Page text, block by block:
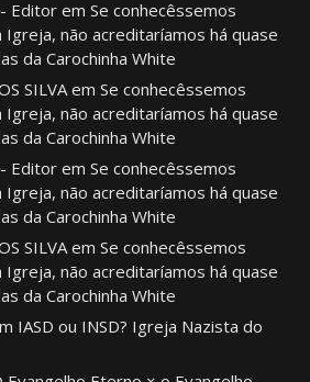
Editorem Se conhecêssemos
não acreditaríamos há quase
da Carochinha White
SILVAem Se conhecêssemos
não acreditaríamos há quase
da Carochinha White
Editorem Se conhecêssemos
não acreditaríamos há quase
da Carochinha White
SILVAem Se conhecêssemos
não acreditaríamos há quase
da Carochinha White
IASD ou INSD? Igreja Nazista do